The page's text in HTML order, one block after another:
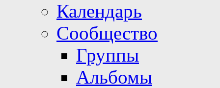
Календарь
Сообщество
Группы
Альбомы